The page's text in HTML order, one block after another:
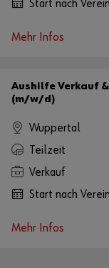
Start nach
Mehr Infos
Aushilfe Verkauf
(m/w/d)
Wuppertal
Teilzeit
Verkauf
Start nach
Mehr Infos